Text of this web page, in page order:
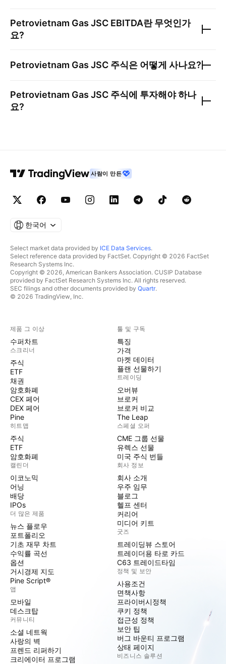
Petrovietnam Gas JSC EBITDA란 무엇인가
요?
Petrovietnam Gas JSC 주식은 어떻게 사나요?
Petrovietnam Gas JSC 주식에 투자해야 하나
요?
사람이 만든
한국어
Select market data provided by ICE Data Services.
Select reference data provided by FactSet. Copyright © 2026 FactSet
Research Systems Inc.
Copyright © 2026, American Bankers Association. CUSIP Database
provided by FactSet Research Systems Inc. All rights reserved.
SEC filings and other documents provided by Quartr.
© 2026 TradingView, Inc.
제품 그 이상
수퍼차트
스크리너
주식
ETF
채권
암호화폐
CEX 페어
DEX 페어
Pine
히트맵
주식
ETF
암호화폐
캘린더
이코노믹
어닝
배당
IPOs
더 많은 제품
뉴스 플로우
포트폴리오
기초 재무 차트
수익률 곡선
옵션
거시경제 지도
Pine Script®
앱
모바일
데스크탑
커뮤니티
소셜 네트웍
사랑의 벽
프렌드 리퍼하기
크리에이터 프로그램
툴 및 구독
특징
가격
마켓 데이터
플랜 선물하기
트레이딩
오버뷰
브로커
브로커 비교
The Leap
스페셜 오퍼
CME 그룹 선물
유렉스 선물
미국 주식 번들
회사 정보
회사 소개
우주 임무
블로그
헬프 센터
커리어
미디어 키트
굿즈
트레이딩뷰 스토어
트레이더용 타로 카드
C63 트레이드타임
정책 및 보안
사용조건
면책사항
프라이버시정책
쿠키 정책
접근성 정책
보안 팁
버그 바운티 프로그램
상태 페이지
비즈니스 솔루션